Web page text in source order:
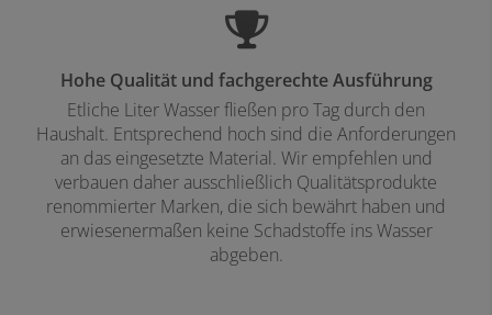
Hohe Qualität und fachgerechte Ausführung
Etliche Liter Wasser fließen pro Tag durch den
Haushalt. Entsprechend hoch sind die Anforderungen
an das eingesetzte Material. Wir empfehlen und
verbauen daher ausschließlich Qualitätsprodukte
renommierter Marken, die sich bewährt haben und
erwiesenermaßen keine Schadstoffe ins Wasser
abgeben.